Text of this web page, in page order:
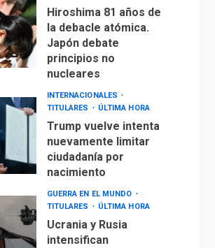
Hiroshima 81 años de
la debacle atómica.
Japón debate
principios no
nucleares
INTERNACIONALES
TITULARES
ÚLTIMA HORA
Trump vuelve intenta
nuevamente limitar
ciudadanía por
nacimiento
GUERRA EN EL MUNDO
TITULARES
ÚLTIMA HORA
Ucrania y Rusia
intensifican